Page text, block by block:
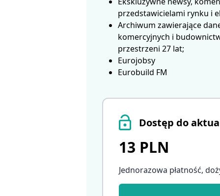
Dostęp do
13 PLN
Jednorazowa płatność,
przedstawicielami rynku i
Archiwum zawierające
komercyjnych i
przestrzeni 27 lat;
Eurojobsy
Eurobuild FM